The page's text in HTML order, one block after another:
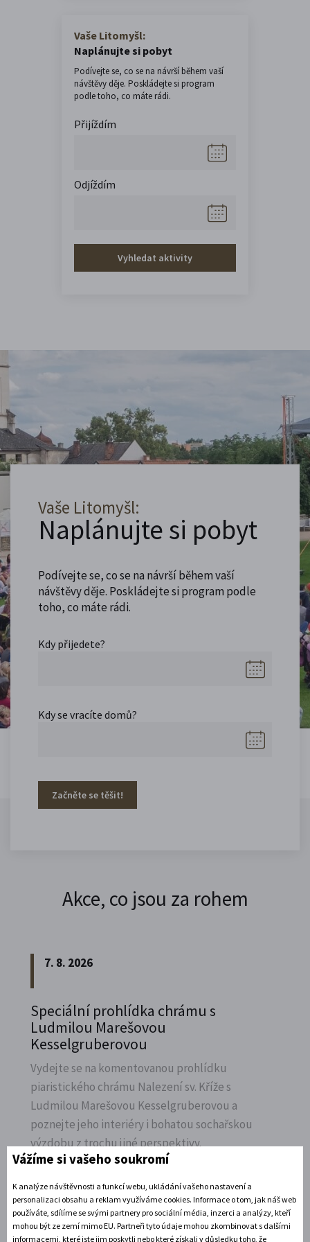
Vaše Litomyšl:
Naplánujte si pobyt
Podívejte se, co se na návrší během vaší
návštěvy děje. Poskládejte si program
podle toho, co máte rádi.
Přijíždím
Odjíždím
Vyhledat aktivity
Vaše Litomyšl:
Naplánujte si pobyt
Podívejte se, co se na návrší během vaší
návštěvy děje. Poskládejte si program podle
toho, co máte rádi.
Kdy přijedete?
Kdy se vracíte domů?
Začněte se těšit!
Akce, co jsou za rohem
7. 8. 2026
Speciální prohlídka chrámu s
Ludmilou Marešovou
Kesselgruberovou
Vydejte se na komentovanou prohlídku
piaristického chrámu Nalezení sv. Kříže s
Ludmilou Marešovou Kesselgruberovou a
poznejte jeho interiéry i bohatou sochařskou
výzdobu z trochu jiné perspektivy.
7. 8. 2026
Vážíme si vašeho soukromí
K analýze návštěvnosti a funkcí webu, ukládání vašeho nastavení a
personalizaci obsahu a reklam využíváme cookies. Informace o tom, jak náš web
používáte, sdílíme se svými partnery pro sociální média, inzerci a analýzy, kteří
mohou být ze zemí mimo EU. Partneři tyto údaje mohou zkombinovat s dalšími
informacemi, které jste jim poskytli nebo které získali v důsledku toho, že